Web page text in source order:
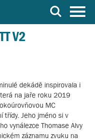
V2
dekádě inspirovala i
na jaře roku 2019
MC
třídy. Jeho jméno si v
vynálezce Thomase Alvy
záznamu zvuku na